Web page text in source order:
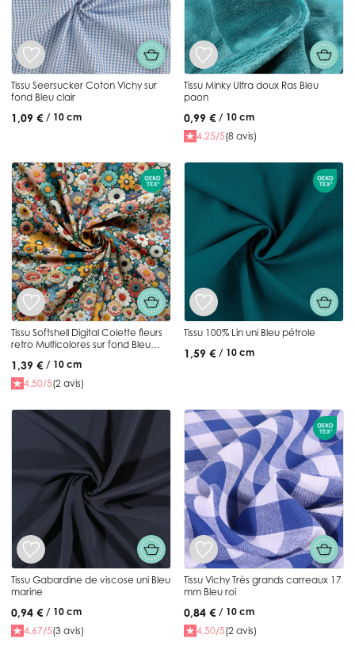
Tissu Seersucker Coton Vichy sur
fond Bleu clair
1,09 € / 10 cm
Tissu Minky Ultra doux Ras Bleu
paon
0,99 € / 10 cm
4.25/5(8 avis)
Tissu Softshell Digital Colette fleurs
retro Multicolores sur fond Bleu
1,39 € / 10 cm
4.50/5(2 avis)
Tissu 100% Lin uni Bleu pétrole
1,59 € / 10 cm
Tissu Gabardine de viscose uni Bleu
marine
0,94 € / 10 cm
4.67/5(3 avis)
Tissu Vichy Très grands carreaux 17
mm Bleu roi
0,84 € / 10 cm
4.50/5(2 avis)